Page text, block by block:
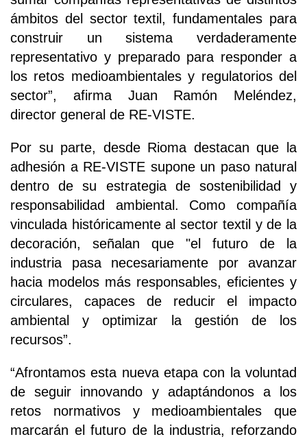
ámbitos del sector textil, fundamentales para
construir un sistema verdaderamente
representativo y preparado para responder a
los retos medioambientales y regulatorios del
sector”, afirma Juan Ramón Meléndez,
director general de RE-VISTE.
Por su parte, desde Rioma destacan que la
adhesión a RE-VISTE supone un paso natural
dentro de su estrategia de sostenibilidad y
responsabilidad ambiental. Como compañía
vinculada históricamente al sector textil y de la
decoración, señalan que "el futuro de la
industria pasa necesariamente por avanzar
hacia modelos más responsables, eficientes y
circulares, capaces de reducir el impacto
ambiental y optimizar la gestión de los
recursos”.
“Afrontamos esta nueva etapa con la voluntad
de seguir innovando y adaptándonos a los
retos normativos y medioambientales que
marcarán el futuro de la industria, reforzando